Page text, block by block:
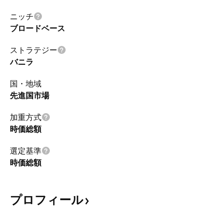
ニッチ
ブロードベース
ストラテジー
バニラ
国・地域
先進国市場
加重方式
時価総額
選定基準
時価総額
プロフィール